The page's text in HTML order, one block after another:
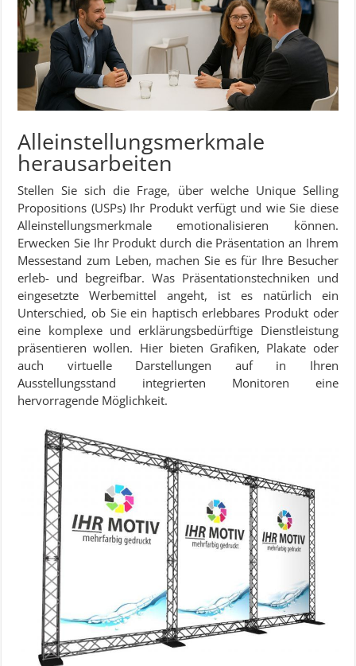
Alleinstellungsmerkmale
herausarbeiten
Stellen Sie sich die Frage, über welche Unique Selling
Propositions (USPs) Ihr Produkt verfügt und wie Sie diese
Alleinstellungsmerkmale emotionalisieren können.
Erwecken Sie Ihr Produkt durch die Präsentation an Ihrem
Messestand zum Leben, machen Sie es für Ihre Besucher
erleb- und begreifbar. Was Präsentationstechniken und
eingesetzte Werbemittel angeht, ist es natürlich ein
Unterschied, ob Sie ein haptisch erlebbares Produkt oder
eine komplexe und erklärungsbedürftige Dienstleistung
präsentieren wollen. Hier bieten Grafiken, Plakate oder
auch virtuelle Darstellungen auf in Ihren
Ausstellungsstand integrierten Monitoren eine
hervorragende Möglichkeit.